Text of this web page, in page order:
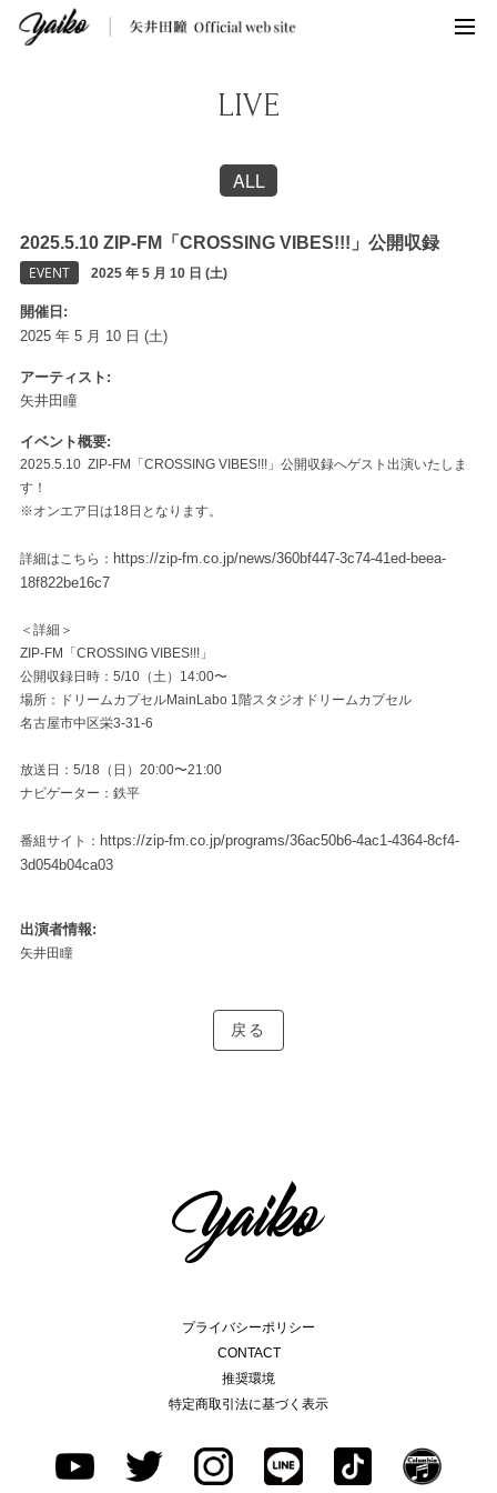
LIVE
ALL
2025.5.10 ZIP-FM「CROSSING VIBES!!!」公開収録
EVENT 2025 年 5 月 10 日 (土)
開催日
2025 年 5 月 10 日 (土)
アーティスト
矢井田瞳
イベント概要
2025.5.10 ZIP-FM「CROSSING VIBES!!!」公開収録へゲスト出演いたしま
す！
※オンエア日は18日となります。
詳細はこちら： https://zip-fm.co.jp/news/360bf447-3c74-41ed-beea-
18f822be16c7
＜詳細＞
ZIP-FM「CROSSING VIBES!!!」
公開収録日時：5/10（土）14:00〜
場所：ドリームカプセルMainLabo 1階スタジオドリームカプセル
名古屋市中区栄3-31-6
放送日：5/18（日）20:00〜21:00
ナビゲーター：鉄平
番組サイト： https://zip-fm.co.jp/programs/36ac50b6-4ac1-4364-8cf4-
3d054b04ca03
出演者情報
矢井田瞳
戻る
プライバシーポリシー
CONTACT
推奨環境
特定商取引法に基づく表示